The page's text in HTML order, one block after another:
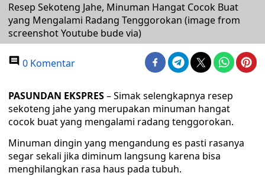
Resep Sekoteng Jahe, Minuman Hangat Cocok Buat
yang Mengalami Radang Tenggorokan (image from
screenshot Youtube bude via)
0 Komentar
PASUNDAN EKSPRES– Simak selengkapnya resep
sekoteng jahe yang merupakan minuman hangat
cocok buat yang mengalami radang tenggorokan.
Minuman dingin yang mengandung es pasti rasanya
segar sekali jika diminum langsung karena bisa
menghilangkan rasa haus pada tubuh.